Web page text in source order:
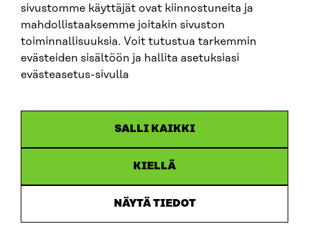
sivustomme käyttäjät ovat kiinnostuneita ja
mahdollistaaksemme joitakin sivuston
toiminnallisuuksia. Voit tutustua tarkemmin
evästeiden sisältöön ja hallita asetuksiasi
evästeasetus-sivulla
SALLI KAIKKI
KIELLÄ
NÄYTÄ TIEDOT
LinkedIn
Instagram
YouTube
Saavutettavuusseloste
Asiakirjajulkisuus